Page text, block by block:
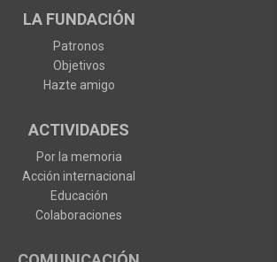
LA FUNDACIÓN
Patronos
Objetivos
Hazte amigo
ACTIVIDADES
Por la memoria
Acción internacional
Educación
Colaboraciones